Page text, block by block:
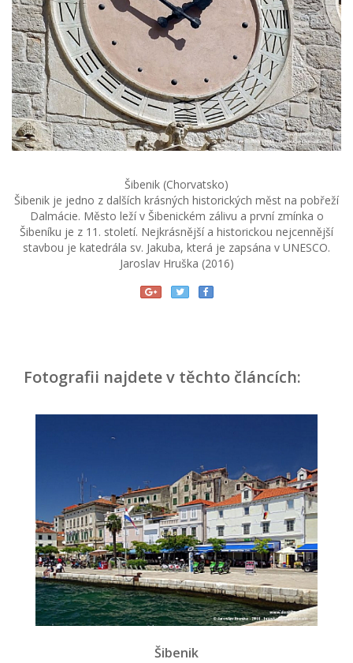
Šibenik (Chorvatsko)
Šibenik je jedno z dalších krásných historických měst na pobřeží
Dalmácie. Město leží v Šibenickém zálivu a první zmínka o
Šibeníku je z 11. století. Nejkrásnější a historickou nejcennější
stavbou je katedrála sv. Jakuba, která je zapsána v UNESCO.
Jaroslav Hruška (2016)
Fotografii najdete v těchto článcích:
Šibenik